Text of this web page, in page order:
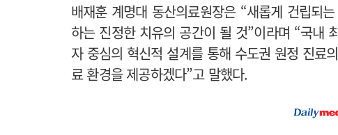
배재훈 계명대 동산의료원장은 “새롭게 건립되
하는 진정한 치유의 공간이 될 것”이라며 “국내
자 중심의 혁신적 설계를 통해 수도권 원정 진료
료 환경을 제공하겠다”고 말했다.